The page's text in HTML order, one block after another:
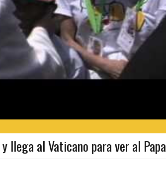
llega al Vaticano para ver al Papa